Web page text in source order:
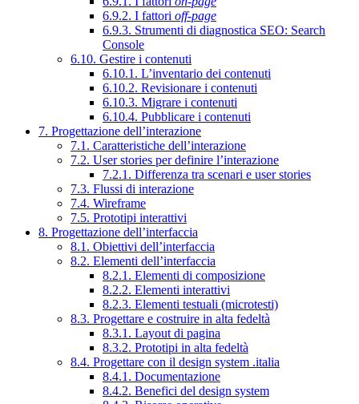
6.9.2. I fattori off-page
6.9.3. Strumenti di diagnostica SEO: Search
Console
6.10. Gestire i contenuti
6.10.1. L’inventario dei contenuti
6.10.2. Revisionare i contenuti
6.10.3. Migrare i contenuti
6.10.4. Pubblicare i contenuti
7. Progettazione dell’interazione
7.1. Caratteristiche dell’interazione
7.2. User stories per definire l’interazione
7.2.1. Differenza tra scenari e user stories
7.3. Flussi di interazione
7.4. Wireframe
7.5. Prototipi interattivi
8. Progettazione dell’interfaccia
8.1. Obiettivi dell’interfaccia
8.2. Elementi dell’interfaccia
8.2.1. Elementi di composizione
8.2.2. Elementi interattivi
8.2.3. Elementi testuali (microtesti)
8.3. Progettare e costruire in alta fedeltà
8.3.1. Layout di pagina
8.3.2. Prototipi in alta fedeltà
8.4. Progettare con il design system .italia
8.4.1. Documentazione
8.4.2. Benefici del design system